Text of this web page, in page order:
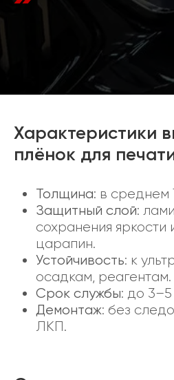
Характеристики
плёнок для
Толщина: в среднем
Защитный слой:
сохранения яркости
царапин.
Устойчивость: к
осадкам, реагентам.
Срок службы: до 3–5
Демонтаж: без
ЛКП.